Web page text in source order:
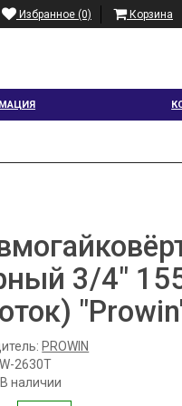
Избранное (0) Корзина
3/4"
PROWIN
2630T
наличии